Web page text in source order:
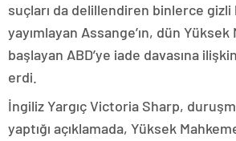
suçları da delillendiren binlerce gizli
yayımlayan Assange’ın, dün
başlayan ABD’ye iade davasına
erdi.
İngiliz Yargıç Victoria Sharp,
yaptığı açıklamada, Yüksek